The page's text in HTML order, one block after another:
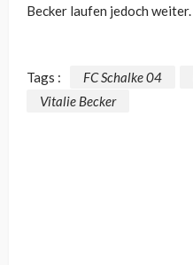
Becker laufen jedoch weiter.
Tags : FC Schalke 04
Vitalie Becker